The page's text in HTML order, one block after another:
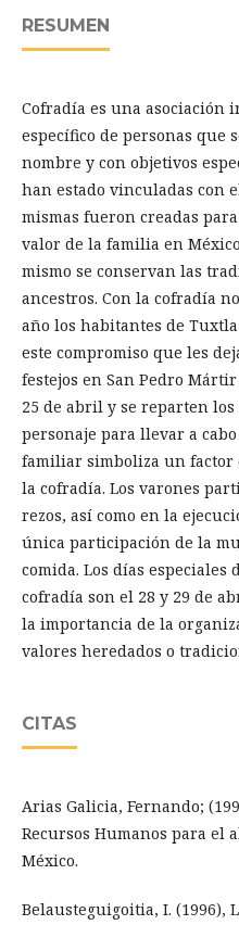
RESUMEN
Cofradía es una asociación
específico de personas que
nombre y con objetivos
han estado vinculadas con
mismas fueron creadas
valor de la familia en
mismo se conservan las
ancestros. Con la cofradía
año los habitantes de
este compromiso que les
festejos en San Pedro
25 de abril y se reparten
personaje para llevar a
familiar simboliza un factor
la cofradía. Los varones
rezos, así como en la
única participación de la
comida. Los días especiales
cofradía son el 28 y 29 de
la importancia de la
valores heredados o
CITAS
Arias Galicia, Fernando;
Recursos Humanos para el
México.
Belausteguigoitia, I. (1996),